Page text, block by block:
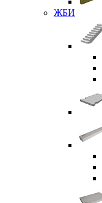
ЖБИ